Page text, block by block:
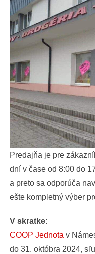
Predajňa je pre
dní v čase od 8:00 do
a preto sa odporúča
ešte kompletný výber
V skratke:
COOP Jednota v
do 31. októbra 2024,